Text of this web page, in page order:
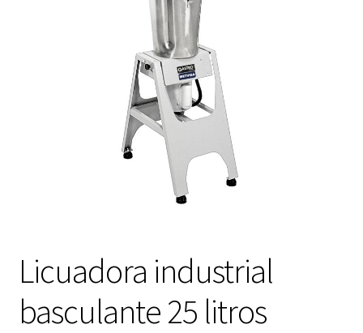
Licuadora industrial
basculante 25 litros